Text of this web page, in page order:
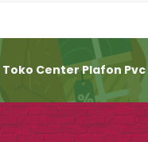
Toko Center Plafon Pvc